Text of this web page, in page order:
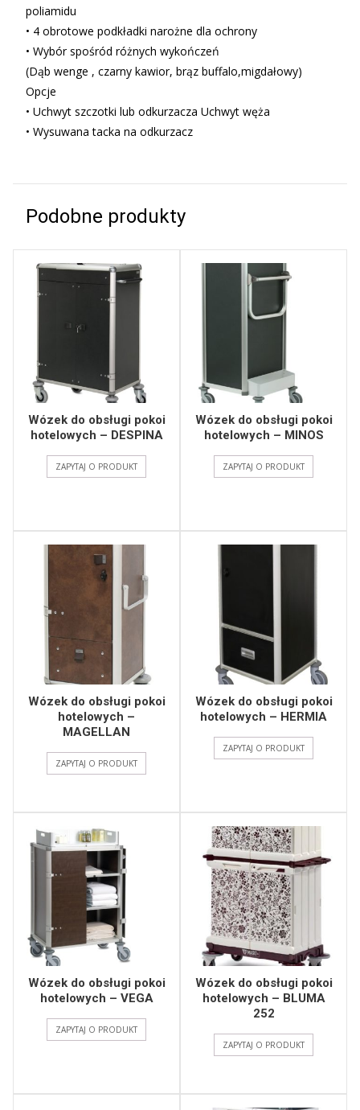
poliamidu
• 4 obrotowe podkładki narożne dla ochrony
• Wybór spośród różnych wykończeń
(Dąb wenge , czarny kawior, brąz buffalo,migdałowy)
Opcje
• Uchwyt szczotki lub odkurzacza Uchwyt węża
• Wysuwana tacka na odkurzacz
Podobne produkty
Wózek do obsługi pokoi
hotelowych – DESPINA
ZAPYTAJ O PRODUKT
Wózek do obsługi pokoi
hotelowych – MINOS
ZAPYTAJ O PRODUKT
Wózek do obsługi pokoi
hotelowych –
MAGELLAN
ZAPYTAJ O PRODUKT
Wózek do obsługi pokoi
hotelowych – HERMIA
ZAPYTAJ O PRODUKT
Wózek do obsługi pokoi
hotelowych – VEGA
ZAPYTAJ O PRODUKT
Wózek do obsługi pokoi
hotelowych – BLUMA
252
ZAPYTAJ O PRODUKT